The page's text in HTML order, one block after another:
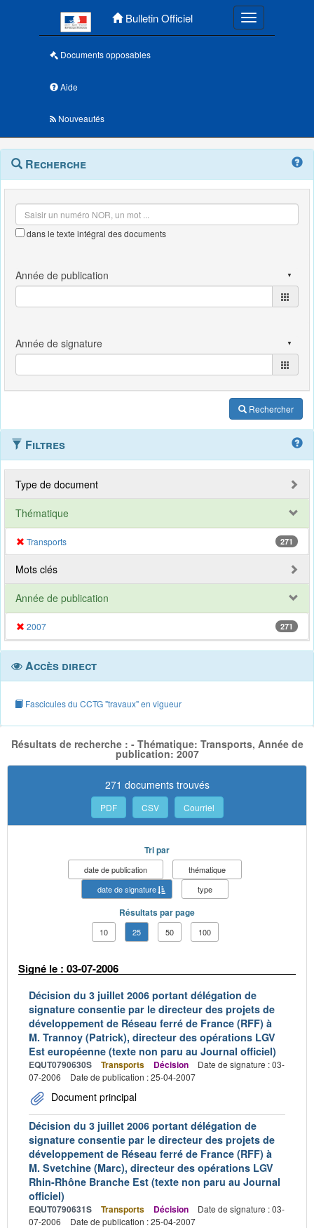
Bulletin Officiel Toggle
Documents opposables
Aide
Nouveautés
Navigation
outils
Menu
contextuel
Recherche
dans le texte intégral des documents
Rechercher
Filtres
Type de document
Thématique
Transports 271
Mots clés
Année de publication
2007 271
Accès direct
Fascicules du CCTG "travaux" en vigueur
Résultats de recherche : - Thématique: Transports, Année de
publication: 2007
271 documents trouvés
PDF CSV Courriel
Tri par
date de publication
thématique
date de signature
type
Résultats par page
10 25 50 100
Signé le : 03-07-2006
Décision du 3 juillet 2006 portant délégation de
signature consentie par le directeur des projets de
développement de Réseau ferré de France (RFF) à
M. Trannoy (Patrick), directeur des opérations LGV
Est européenne (texte non paru au Journal officiel)
EQUT0790630S Transports Décision
Date de signature : 03-
07-2006
Date de publication : 25-04-2007
Document principal
Décision du 3 juillet 2006 portant délégation de
signature consentie par le directeur des projets de
développement de Réseau ferré de France (RFF) à
M. Svetchine (Marc), directeur des opérations LGV
Rhin-Rhône Branche Est (texte non paru au Journal
officiel)
EQUT0790631S Transports Décision
Date de signature : 03-
07-2006
Date de publication : 25-04-2007